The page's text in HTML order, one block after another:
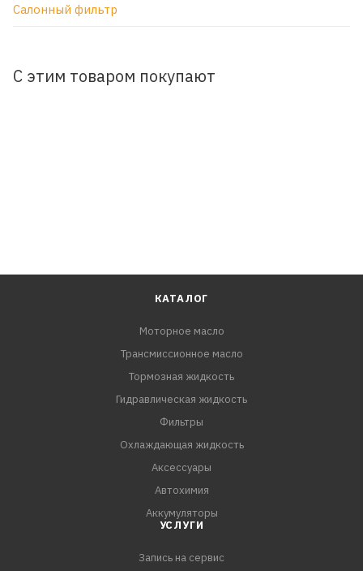
Салонный фильтр
С этим товаром покупают
КАТАЛОГ
Моторное масло
Трансмиссионное масло
Тормозная жидкость
Гидравлическая жидкость
Фильтры
Охлаждающая жидкость
Аксессуары
Автохимия
Аккумуляторы
УСЛУГИ
Запись на сервис